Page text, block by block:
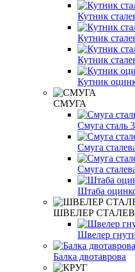
Кутник
Кутник
Кутник
Кутник
СМУГА
Смуга сталь 3
Смуга
Смуга
Штаба
ШВЕЛЕР
Швелер
Балка двотаврова